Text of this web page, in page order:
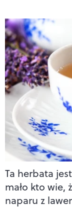
Ta herbata
mało kto wie,
naparu z